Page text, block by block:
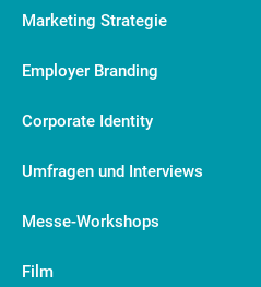
Marketing Strategie
Employer Branding
Corporate Identity
Umfragen und Interviews
Messe-Workshops
Film